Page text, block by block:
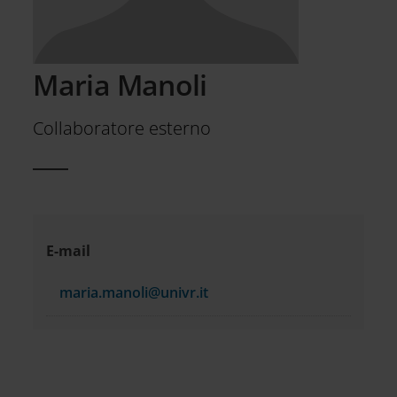
Maria Manoli
Collaboratore esterno
Informazioni
contatto
E-mail
maria.manoli@univr.it